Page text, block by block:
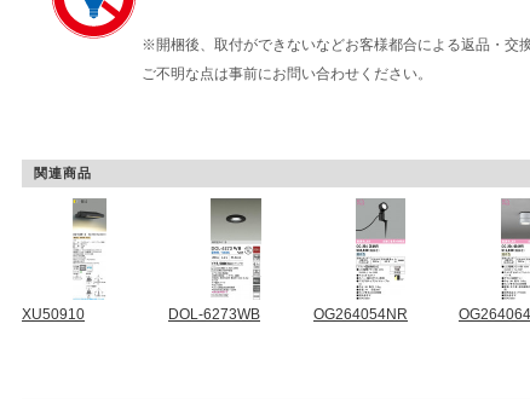
※開梱後、取付ができないなどお客様都合による返品・交
ご不明な点は事前にお問い合わせください。
関連商品
XU50910 DOL-6273WB OG264054NR